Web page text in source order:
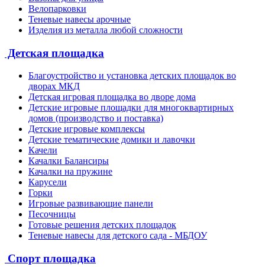
Велопарковки
Теневые навесы арочные
Изделия из металла любой сложности
Детская площадка
Благоустройство и установка детских площадок во
дворах МКД
Детская игровая площадка во дворе дома
Детские игровые площадки для многоквартирных
домов (производство и поставка)
Детские игровые комплексы
Детские тематические домики и лавочки
Качели
Качалки Балансиры
Качалки на пружине
Карусели
Горки
Игровые развивающие панели
Песочницы
Готовые решения детских площадок
Теневые навесы для детского сада - МБДОУ
Спорт площадка